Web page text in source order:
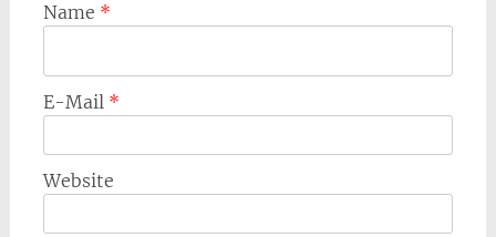
Name *
E-Mail *
Website